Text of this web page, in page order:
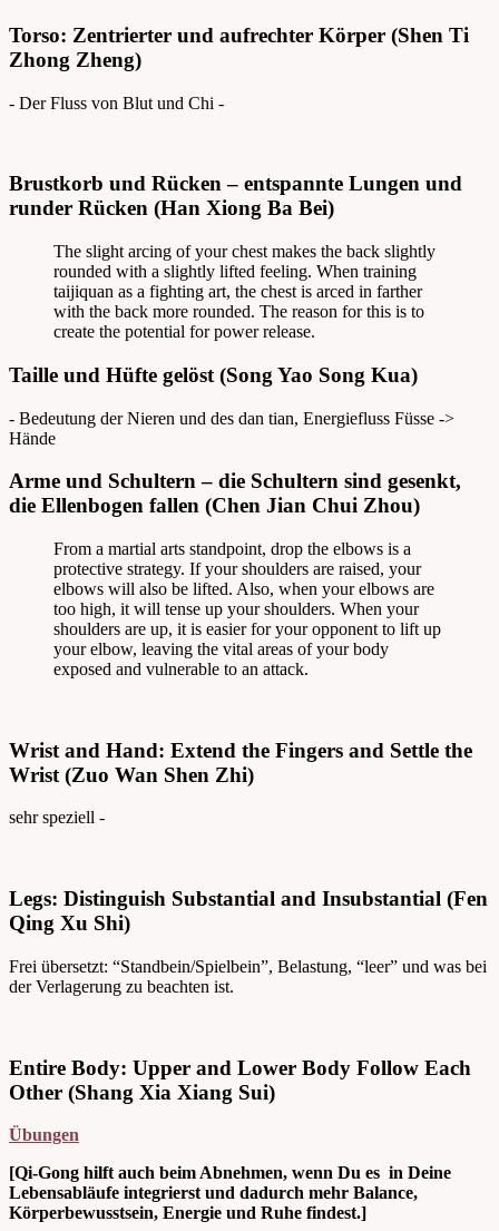
Torso: Zentrierter und aufrechter Körper (Shen Ti
Zhong Zheng)
- Der Fluss von Blut und Chi -
Brustkorb und Rücken – entspannte Lungen und
runder Rücken (Han Xiong Ba Bei)
The slight arcing of your chest makes the back slightly
rounded with a slightly lifted feeling. When training
taijiquan as a fighting art, the chest is arced in farther
with the back more rounded. The reason for this is to
create the potential for power release.
Taille und Hüfte gelöst (Song Yao Song Kua)
- Bedeutung der Nieren und des dan tian, Energiefluss Füsse ->
Hände
Arme und Schultern – die Schultern sind gesenkt,
die Ellenbogen fallen (Chen Jian Chui Zhou)
From a martial arts standpoint, drop the elbows is a
protective strategy. If your shoulders are raised, your
elbows will also be lifted. Also, when your elbows are
too high, it will tense up your shoulders. When your
shoulders are up, it is easier for your opponent to lift up
your elbow, leaving the vital areas of your body
exposed and vulnerable to an attack.
Wrist and Hand: Extend the Fingers and Settle the
Wrist (Zuo Wan Shen Zhi)
sehr speziell -
Legs: Distinguish Substantial and Insubstantial (Fen
Qing Xu Shi)
Frei übersetzt: “Standbein/Spielbein”, Belastung, “leer” und was bei
der Verlagerung zu beachten ist.
Entire Body: Upper and Lower Body Follow Each
Other (Shang Xia Xiang Sui)
Übungen
[Qi-Gong hilft auch beim Abnehmen, wenn Du es in Deine
Lebensabläufe integrierst und dadurch mehr Balance,
Körperbewusstsein, Energie und Ruhe findest.]